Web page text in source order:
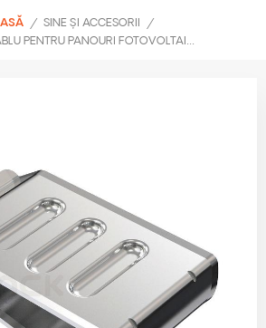
/ SINE ȘI ACCESORII
/
CLEMĂ DE CABLU PENTRU PANOURI FOTOVOLTAICE PENTRU PRINDEREA A 3 CABLURI ERK-CCP-03